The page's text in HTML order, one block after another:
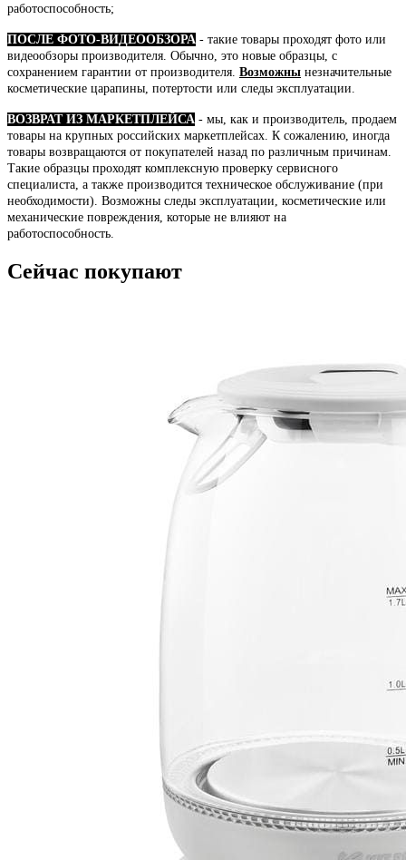
работоспособность;
ПОСЛЕ ФОТО-ВИДЕООБЗОРА - такие товары проходят фото или
видеообзоры производителя. Обычно, это новые образцы, с
сохранением гарантии от производителя. Возможны незначительные
косметические царапины, потертости или следы эксплуатации.
ВОЗВРАТ ИЗ МАРКЕТПЛЕЙСА - мы, как и производитель, продаем
товары на крупных российских маркетплейсах. К сожалению, иногда
товары возвращаются от покупателей назад по различным причинам.
Такие образцы проходят комплексную проверку сервисного
специалиста, а также производится техническое обслуживание (при
необходимости). Возможны следы эксплуатации, косметические или
механические повреждения, которые не влияют на
работоспособность.
Сейчас покупают